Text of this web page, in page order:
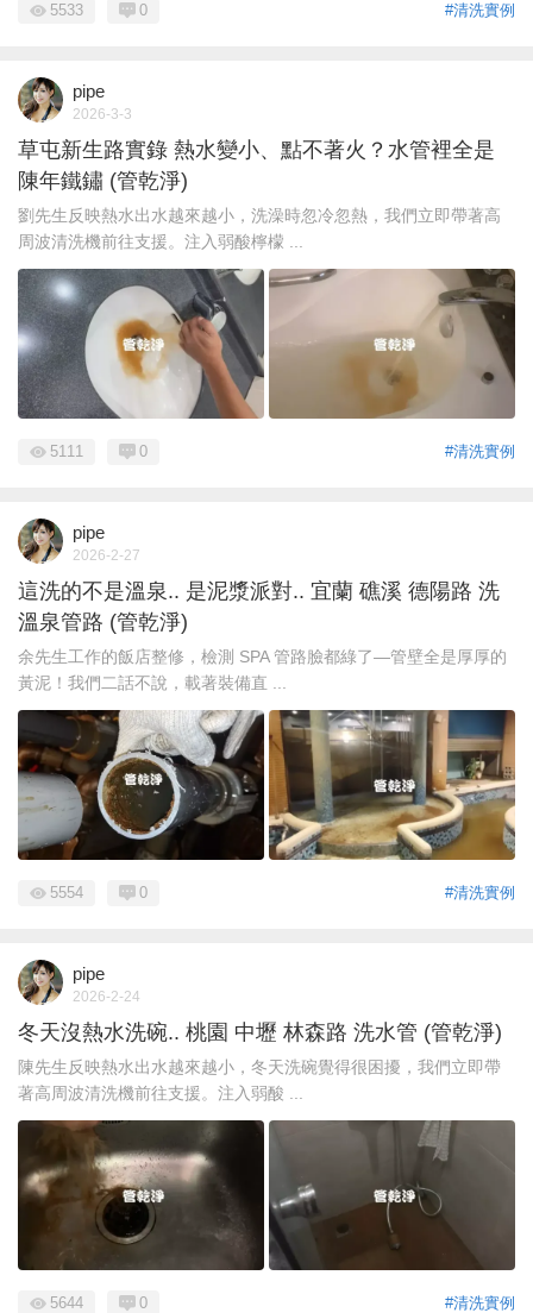
#清洗實例
5533 0
pipe
2026-3-3
草屯新生路實錄 熱水變小、點不著火？水管裡全是
陳年鐵鏽 (管乾淨)
劉先生反映熱水出水越來越小，洗澡時忽冷忽熱，我們立即帶著高
周波清洗機前往支援。注入弱酸檸檬 ...
#清洗實例
5111 0
pipe
2026-2-27
這洗的不是溫泉.. 是泥漿派對.. 宜蘭 礁溪 德陽路 洗
溫泉管路 (管乾淨)
余先生工作的飯店整修，檢測 SPA 管路臉都綠了—管壁全是厚厚的
黃泥！我們二話不說，載著裝備直 ...
#清洗實例
5554 0
pipe
2026-2-24
冬天沒熱水洗碗.. 桃園 中壢 林森路 洗水管 (管乾淨)
陳先生反映熱水出水越來越小，冬天洗碗覺得很困擾，我們立即帶
著高周波清洗機前往支援。注入弱酸 ...
#清洗實例
5644 0